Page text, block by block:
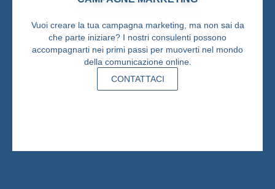
Vuoi creare la tua campagna marketing, ma non sai da
che parte iniziare? I nostri consulenti possono
accompagnarti nei primi passi per muoverti nel mondo
della comunicazione online.
CONTATTACI